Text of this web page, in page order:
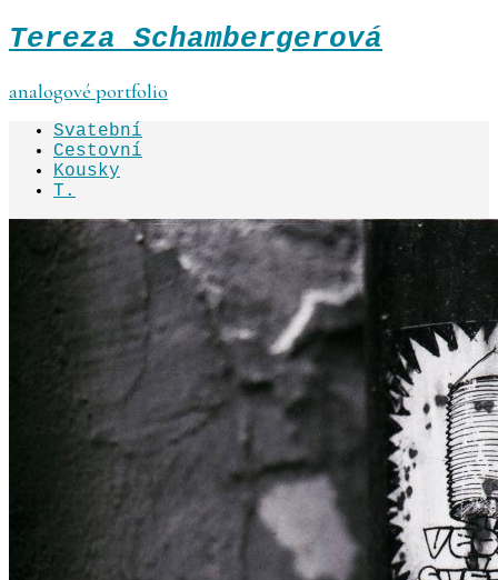
Tereza Schambergerová
analogové portfolio
Svatební
Cestovní
Kousky
T.